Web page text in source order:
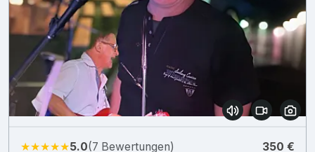
★★★★★5.0(7 Bewertungen) 350 €